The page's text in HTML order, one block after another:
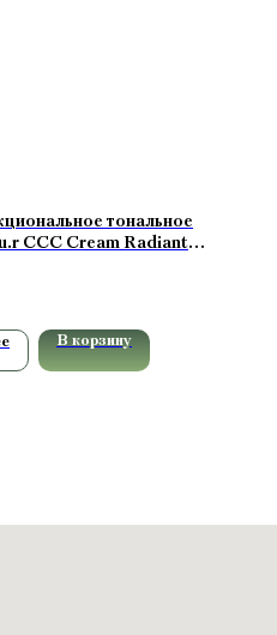
тональное
CCC Cream Radiant
50 мл
В корзину